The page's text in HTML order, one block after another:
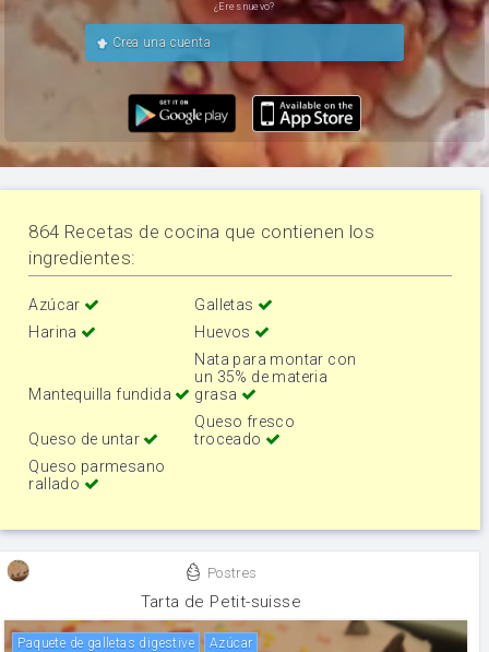
¿Eres nuevo?
Crea una cuenta
864 Recetas de cocina que contienen los
ingredientes:
Azúcar
Galletas
Harina
Huevos
Mantequilla fundida
Nata para montar con
un 35% de materia
grasa
Queso de untar
Queso fresco
troceado
Queso parmesano
rallado
Postres
Tarta de Petit-suisse
paquete de galletas digestive Azúcar